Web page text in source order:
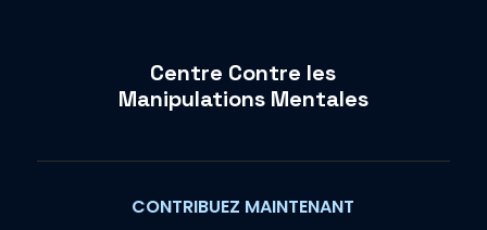
Centre Contre les
Manipulations Mentales
CONTRIBUEZ MAINTENANT